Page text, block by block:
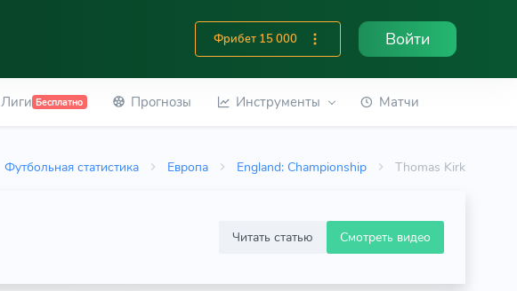
Фрибет 15 000 Войти
Лиги Бесплатно Прогнозы Инструменты Матчи
Футбольная статистика Европа England: Championship Thomas Kirk
Читать статью Смотреть видео